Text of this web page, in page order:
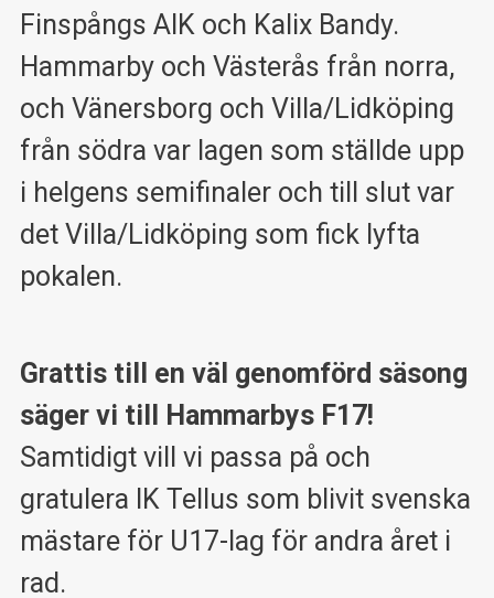
Finspångs AIK och Kalix Bandy.
Hammarby och Västerås från norra,
och Vänersborg och Villa/Lidköping
från södra var lagen som ställde upp
i helgens semifinaler och till slut var
det Villa/Lidköping som fick lyfta
pokalen.
Grattis till en väl genomförd säsong
säger vi till Hammarbys F17!
Samtidigt vill vi passa på och
gratulera IK Tellus som blivit svenska
mästare för U17-lag för andra året i
rad.